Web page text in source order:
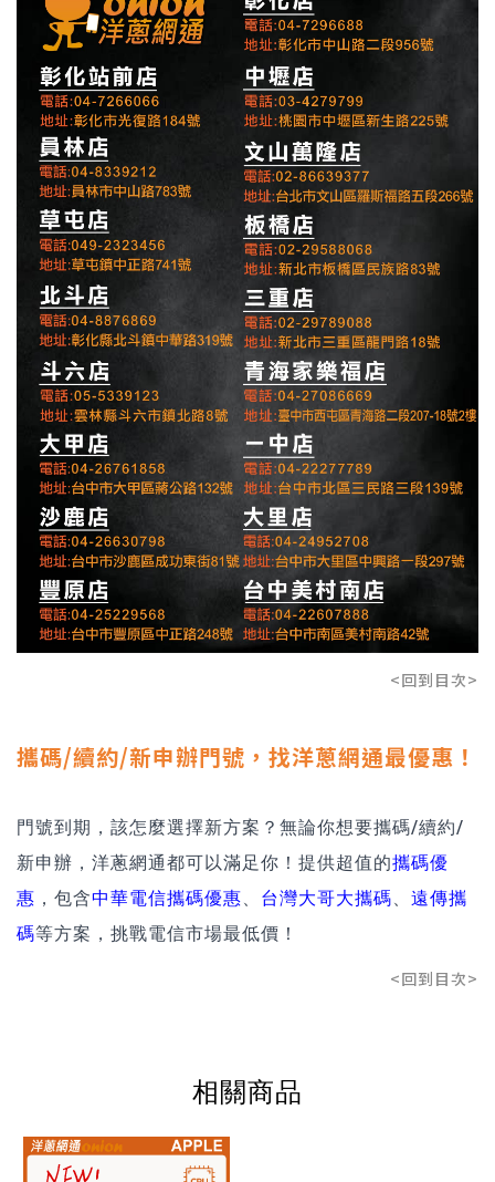
<回到目次>
攜碼/續約/新申辦門號，找洋蔥網通最優惠！
門號到期，該怎麼選擇新方案？無論你想要攜碼/續約/
新申辦，洋蔥網通都可以滿足你！提供超值的攜碼優
惠 ，包含中華電信攜碼優惠、 台灣大哥大攜碼、 遠傳攜
碼等方案，挑戰電信市場最低價！
<回到目次>
相關商品